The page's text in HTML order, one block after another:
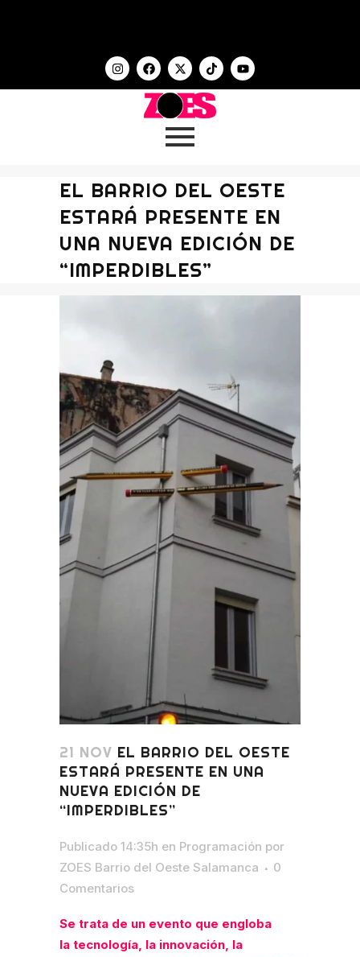
EL BARRIO DEL OESTE
ESTARÁ PRESENTE EN
UNA NUEVA EDICIÓN DE
“IMPERDIBLES”
21 NOV EL BARRIO DEL OESTE
ESTARÁ PRESENTE EN UNA
NUEVA EDICIÓN DE
“IMPERDIBLES”
Publicado 14:35h en Programación por
ZOES Barrio del Oeste Salamanca
0
Comentarios
Se trata de un evento que engloba
la tecnología, la innovación, la